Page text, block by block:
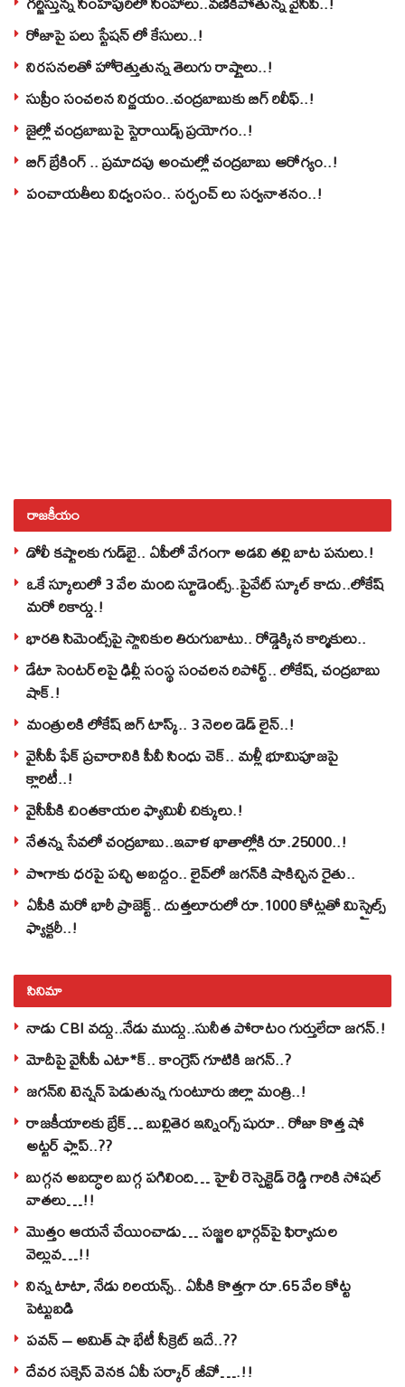
రోజాపై పలు స్టేషన్ లో కేసులు..!
నిరసనలతో హోరెత్తుతున్న తెలుగు రాష్ట్రాలు..!
సుప్రీం సంచలన నిర్ణయం..చంద్రబాబుకు బిగ్ రిలీఫ్..!
జైల్లో చంద్రబాబుపై స్టెరాయిడ్స్ ప్రయోగం..!
బిగ్ బ్రేకింగ్ .. ప్రమాదపు అంచుల్లో చంద్రబాబు ఆరోగ్యం..!
పంచాయతీలు విధ్వంసం.. సర్పంచ్ లు సర్వనాశనం..!
రాజకీయం
డోలీ కష్టాలకు గుడ్‌బై.. ఏపీలో వేగంగా అడవి తల్లి బాట పనులు.!
ఒకే స్కూలులో 3 వేల మంది స్టూడెంట్స్‌..ప్రైవేట్‌ స్కూల్‌ కాదు..లోకేష్
మరో రికార్డు.!
భారతి సిమెంట్స్‌పై స్థానికుల తిరుగుబాటు.. రోడ్డెక్కిన కార్మికులు..
డేటా సెంటర్‌లపై ఢిల్లీ సంస్థ సంచలన రిపోర్ట్.. లోకేష్‌, చంద్రబాబు
షాక్‌.!
మంత్రులకి లోకేష్‌ బిగ్‌ టాస్క్‌.. 3 నెలల డెడ్‌ లైన్‌..!
వైసీపీ ఫేక్ ప్రచారానికి పీవీ సింధు చెక్.. మళ్లీ భూమిపూజపై
క్లారిటీ..!
వైసీపీకి చింతకాయల ఫ్యామిలీ చిక్కులు.!
నేతన్న సేవలో చంద్రబాబు..ఇవాళ ఖాతాల్లోకి రూ.25000..!
పొగాకు ధరపై పచ్చి అబద్దం.. లైవ్‌లో జగన్‌కి షాకిచ్చిన రైతు..
ఏపీకి మరో భారీ ప్రాజెక్ట్.. దుత్తలూరులో రూ.1000 కోట్లతో మిస్సైల్స్
ఫ్యాక్టరీ..!
సినిమా
నాడు CBI వద్దు..నేడు ముద్దు..సునీత పోరాటం గుర్తులేదా జగన్.!
మోదీపై వైసీపీ ఎటా*క్.. కాంగ్రెస్ గూటికి జగన్..?
జగన్‌ని టెన్షన్‌ పెడుతున్న గుంటూరు జిల్లా మంత్రి..!
రాజకీయాలకు బ్రేక్… బుల్లితెర ఇన్నింగ్స్ షురూ.. రోజా కొత్త షో
అట్టర్ ఫ్లాప్..??
బుగ్గన అబద్ధాల బుగ్గ పగిలింది… హైలీ రెస్పెక్టెడ్‌ రెడ్డి గారికి సోషల్‌
వాతలు…!!
మొత్తం ఆయనే చేయించాడు… సజ్జల భార్గవ్‌పై ఫిర్యాదుల
వెల్లువ…!!
నిన్న టాటా, నేడు రిలయన్స్.. ఏపీకి కొత్తగా రూ.65 వేల కోట్ట
పెట్టుబడి
పవన్‌ – అమిత్‌ షా భేటీ సీక్రెట్‌ ఇదే..??
దేవర సక్సెస్‌ వెనక ఏపీ సర్కార్‌ జీవో….!!